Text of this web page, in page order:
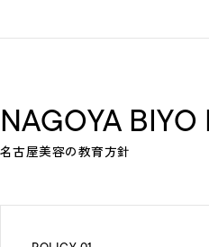
NAGOYA
名古屋美容の教育方針